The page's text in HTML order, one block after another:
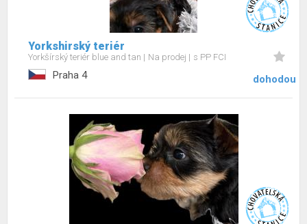
Yorkshirský teriér
Yorkšírský teriér blue and tan Na prodej s PP FCI
Praha 4 dohodou